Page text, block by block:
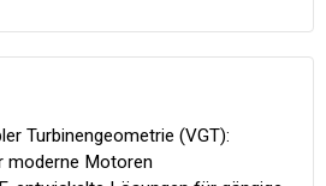
Turbinengeometrie (VGT):
moderne Motoren